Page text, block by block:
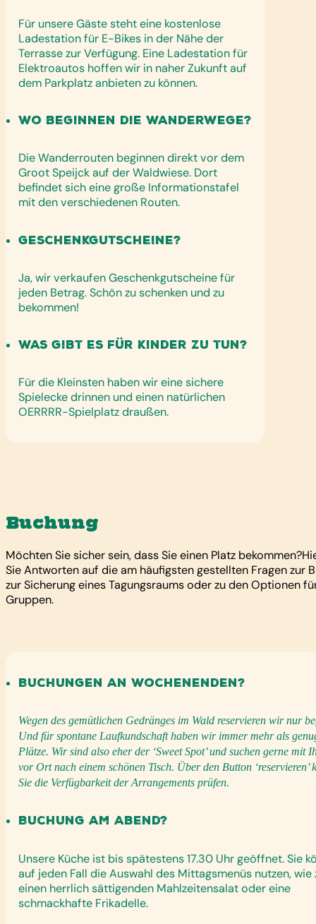
Für unsere Gäste steht eine kostenlose
Ladestation für E-Bikes in der Nähe der
Terrasse zur Verfügung. Eine Ladestation für
Elektroautos hoffen wir in naher Zukunft auf
dem Parkplatz anbieten zu können.
Wo beginnen die Wanderwege?
Die Wanderrouten beginnen direkt vor dem
Groot Speijck auf der Waldwiese. Dort
befindet sich eine große Informationstafel
mit den verschiedenen Routen.
Geschenkgutscheine?
Ja, wir verkaufen Geschenkgutscheine für
jeden Betrag. Schön zu schenken und zu
bekommen!
Was gibt es für Kinder zu tun?
Für die Kleinsten haben wir eine sichere
Spielecke drinnen und einen natürlichen
OERRRR-Spielplatz draußen.
Buchung
Möchten Sie sicher sein, dass Sie einen Platz
Sie Antworten auf die am häufigsten gestellten Fragen zur
zur Sicherung eines Tagungsraums oder zu den Optionen
Gruppen.
Buchungen an Wochenenden?
Wegen des gemütlichen Gedränges im Wald reservieren wir nur
Und für spontane Laufkundschaft haben wir immer mehr als
Plätze. Wir sind also eher der ‘Sweet Spot’ und suchen gerne mit
vor Ort nach einem schönen Tisch. Über den Button ‘reservieren’
Sie die Verfügbarkeit der Arrangements prüfen.
Buchung am Abend?
Unsere Küche ist bis spätestens 17.30 Uhr geöffnet. Sie
auf jeden Fall die Auswahl des Mittagsmenüs nutzen, wie
einen herrlich sättigenden Mahlzeitensalat oder eine
schmackhafte Frikadelle.